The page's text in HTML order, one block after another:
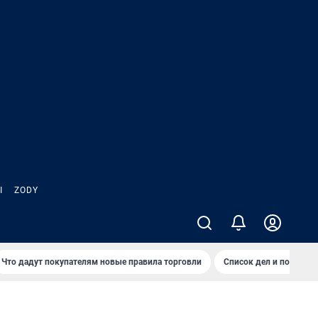
ZODY
Что дадут покупателям новые правила торговли Список дел и покупок